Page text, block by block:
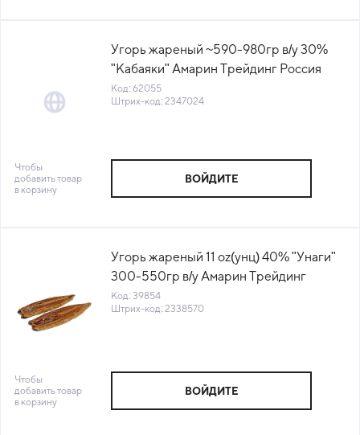
Угорь жареный ~590-980гр в/у 30%
"Кабаяки" Амарин Трейдинг Россия
(КОД 62055) (-18°С)
Код: 62055
Штрих-код: 2347024
Чтобы
добавить товар
в корзину
ВОЙДИТЕ
Угорь жареный 11 oz(унц) 40% "Унаги"
300-550гр в/у Амарин Трейдинг
Россия (КОД 39854) (-18°С)
Код: 39854
Штрих-код: 2338570
Чтобы
добавить товар
в корзину
ВОЙДИТЕ